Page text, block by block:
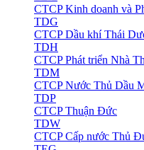
CTCP Kinh doanh và
TDG
CTCP Dầu khí Thái
TDH
CTCP Phát triển Nhà
TDM
CTCP Nước Thủ Dầu
TDP
CTCP Thuận Đức
TDW
CTCP Cấp nước Thủ